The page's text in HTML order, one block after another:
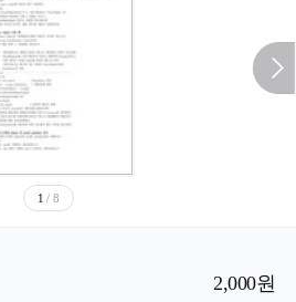
1 / 8
2,000원